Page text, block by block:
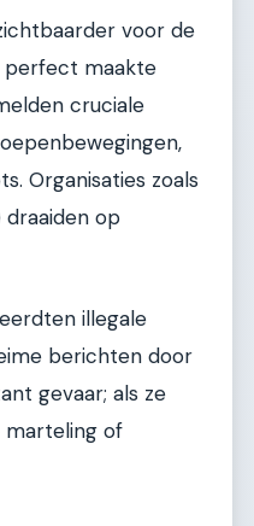
voor de
perfect maakte
cruciale
Organisaties zoals
draaiden op
illegale
berichten door
gevaar; als ze
of